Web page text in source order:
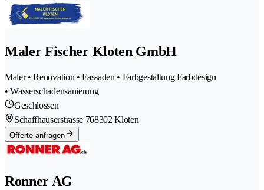
Maler Fischer Kloten GmbH
Maler • Renovation • Fassaden • Farbgestaltung Farbdesign
• Wasserschadensanierung
Geschlossen
Schaffhauserstrasse 768302 Kloten
Offerte anfragen
Ronner AG